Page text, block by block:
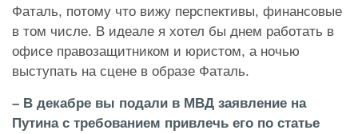
Фаталь, потому что вижу перспективы, финансовые
в том числе. В идеале я хотел бы днем работать в
офисе правозащитником и юристом, а ночью
выступать на сцене в образе Фаталь.
– В декабре вы подали в МВД заявление на
Путина с требованием привлечь его по статье